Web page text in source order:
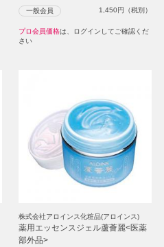
一般会員 1,450円（税別）
プロ会員価格は、ログインしてご確認くだ
さい
株式会社アロインス化粧品(アロインス)
薬用エッセンスジェル蘆薈麗<医薬
部外品>